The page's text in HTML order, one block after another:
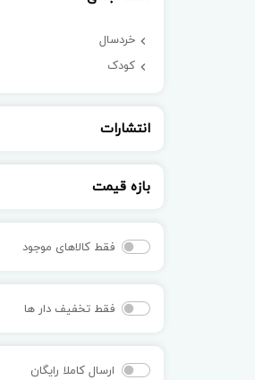
خردسال
کودک
انتشارات
بازه قیمت
فقط کالاهای موجود
فقط تخفیف دار ها
ارسال کاملا رایگان